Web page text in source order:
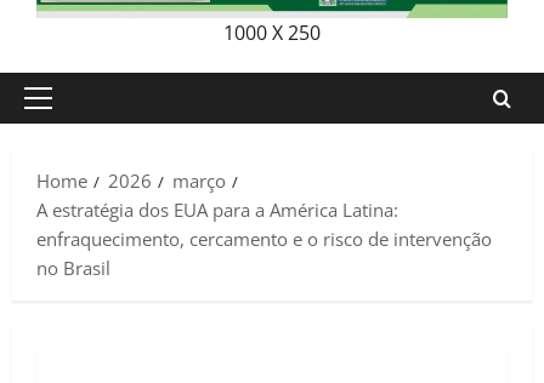
1000 X 250
Primary
Home
2026
março
A estratégia dos EUA para a América Latina:
enfraquecimento, cercamento e o risco de intervenção
no Brasil